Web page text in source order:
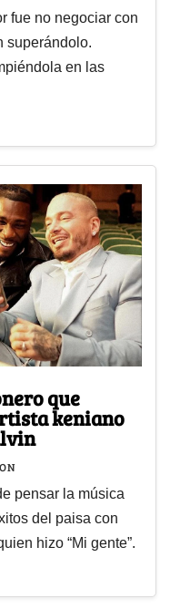
fue no negociar con
superándolo.
en las
que
keniano
pensar la música
del paisa con
hizo “Mi gente”.